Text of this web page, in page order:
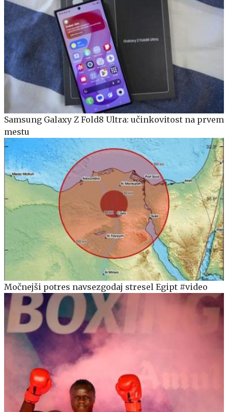
Samsung Galaxy Z Fold8 Ultra: učinkovitost na prvem
mestu
Močnejši potres navsezgodaj stresel Egipt #video